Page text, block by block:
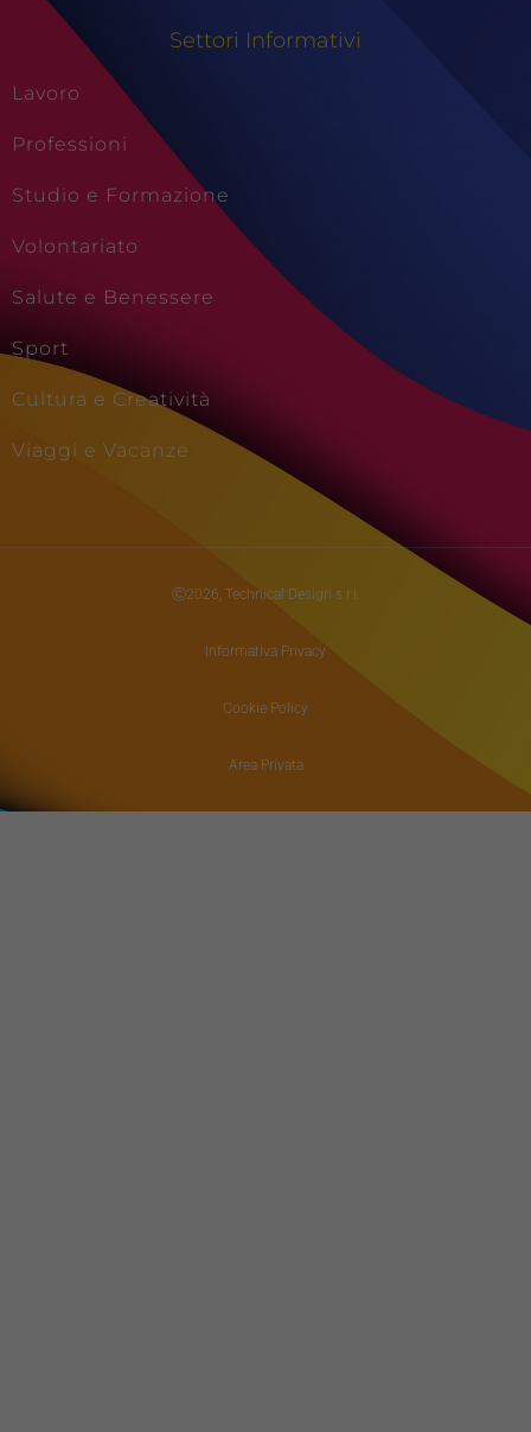
Settori Informativi
Lavoro
Professioni
Studio e Formazione
Volontariato
Salute e Benessere
Sport
Cultura e Creatività
Viaggi e Vacanze
Ⓒ2026, Technical Design s.r.l.
Informativa Privacy
Cookie Policy
Area Privata